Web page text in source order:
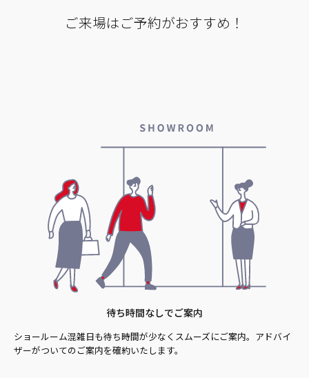
ご来場はご予約がおすすめ！
待ち時間なしでご案内
ショールーム混雑日も待ち時間が少なくスムーズにご案内。アドバイ
ザーがついてのご案内を確約いたします。